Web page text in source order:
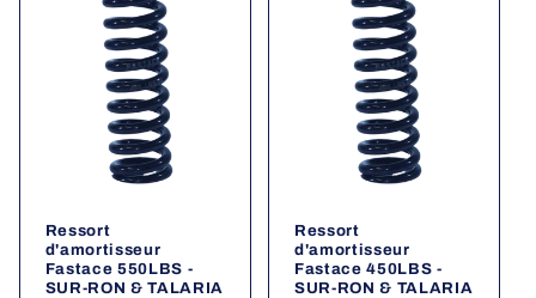
Ressort
d'amortisseur
Fastace 550LBS -
SUR-RON & TALARIA
Ressort
d'amortisseur
Fastace 450LBS -
SUR-RON & TALARIA